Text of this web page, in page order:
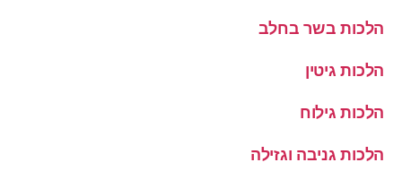
הלכות בשר בחלב
הלכות גיטין
הלכות גילוח
הלכות גניבה וגזילה